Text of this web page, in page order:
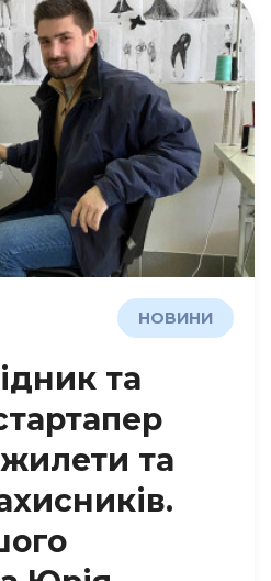
НОВИНИ
та
та